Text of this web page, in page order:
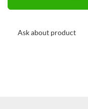
Ask about product